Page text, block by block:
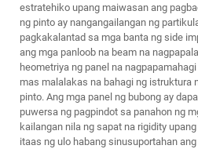
estratehiko upang maiwasan ang
ng pinto ay nangangailangan ng
pagkakalantad sa mga banta ng side
ang mga panloob na beam na
heometriya ng panel na
mas malalakas na bahagi ng istruktura
pinto. Ang mga panel ng bubong ay
puwersa ng pagpindot sa panahon ng
kailangan nila ng sapat na rigidity
itaas ng ulo habang sinusuportahan